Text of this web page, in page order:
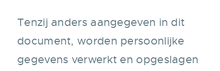
Tenzij anders aangegeven in dit
document, worden persoonlijke
gegevens verwerkt en opgeslagen